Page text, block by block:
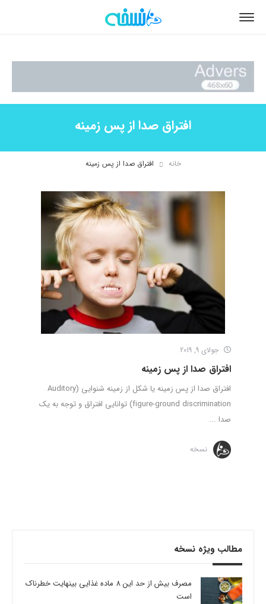
افتراق صدا از پس زمینه
خانه افتراق صدا از پس زمینه
جولای 9, 2019
افتراق صدا از پس زمینه
افتراق صدا از پس زمینه یا شکل از زمینه شنوایی (Auditory
figure-ground discrimination) توانایی افتراق و توجه به یک
صدا ...
نسخه
مطالب ویژه نسخه
مصرف بیش از حد این 8 ماده غذایی بینهایت خطرناک
است